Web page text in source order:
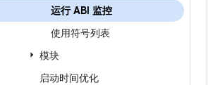
运行 ABI 监控
使用符号列表
模块
启动时间优化